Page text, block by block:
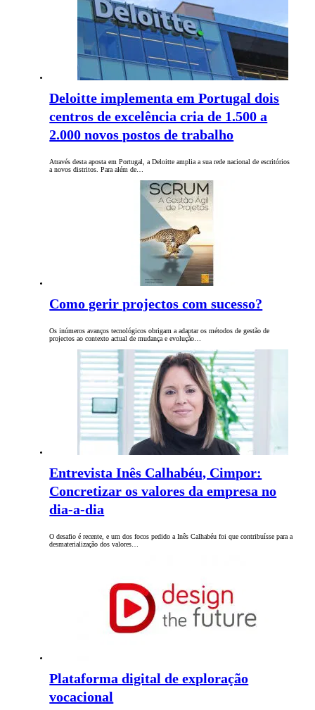
Deloitte implementa em Portugal dois
centros de excelência cria de 1.500 a
2.000 novos postos de trabalho
Através desta aposta em Portugal, a Deloitte amplia a sua rede nacional de escritórios
a novos distritos. Para além de…
Como gerir projectos com sucesso?
Os inúmeros avanços tecnológicos obrigam a adaptar os métodos de gestão de
projectos ao contexto actual de mudança e evolução…
Entrevista Inês Calhabéu, Cimpor:
Concretizar os valores da empresa no
dia-a-dia
O desafio é recente, e um dos focos pedido a Inês Calhabéu foi que contribuísse para a
desmaterialização dos valores…
Plataforma digital de exploração
vocacional